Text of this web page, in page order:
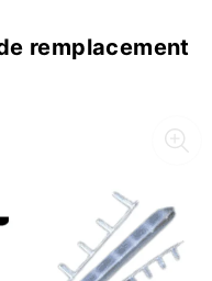
remplacement